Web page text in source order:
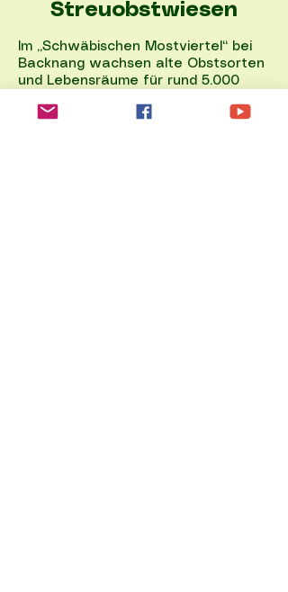
Streuobstwiesen
Im „Schwäbischen Mostviertel“ bei
Backnang wachsen alte Obstsorten
und Lebensräume für rund 5.000
Biodiversitäts‑Hotspot.